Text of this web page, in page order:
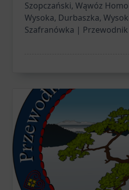
Szopczański, Wąwóz
Wysoka, Durbaszka,
Szafranówka | Przewodnik